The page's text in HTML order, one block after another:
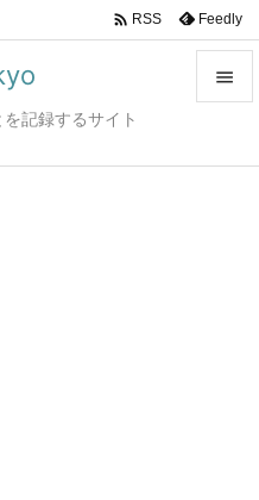
記録するサイト

 RSS Feedly